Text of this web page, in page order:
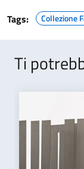
Tags:
Collezione
Ti